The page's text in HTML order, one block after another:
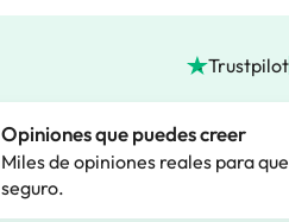
Trustpilot
Opiniones que puedes creer
Miles de opiniones reales para
seguro.